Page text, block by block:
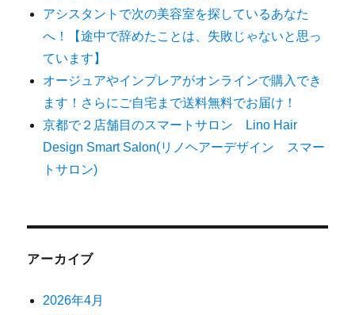
アシスタントで次の美容室を探しているあなた
へ！【途中で辞めたことは、失敗じゃないと思っ
ています】
オージュアやインプレアがオンラインで購入でき
ます！さらにご自宅まで送料無料でお届け！
京都で２店舗目のスマートサロン Lino Hair
Design Smart Salon(リノヘアーデザイン スマー
トサロン)
アーカイブ
2026年4月